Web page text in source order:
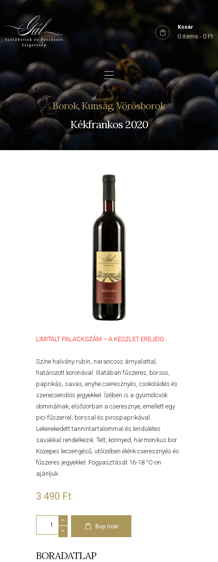
Kosár
0 items - 0 Ft
Borok, Kunság, Vörösborok
Kékfrankos 2020
Rólunk
Birtokaink
Shop
Kapcsolat
LIMITÁLT PALACKSZÁM – A KÉSZLET EREJÉIG
Színe halvány rubin, narancsos árnyalattal,
határozott koronával. Illatában fűszeres, borsos,
paprikás, savas, enyhe cseresznyés, csokoládés és
szerecsendiós jegyekkel. Ízében is a gyümölcsök
dominálnak, elsősorban a cseresznye, emellett egy
pici fűszerrel, borssal és pirospaprikával.
Lekerekedett tannintartalommal és lendületes
savakkal rendelkezik. Telt, könnyed, harmonikus bor.
Közepes lecsengésű, utóízében élénk cseresznyés és
fűszeres jegyekkel. Fogyasztását 16-18 °C-on
ajánljuk.
3 490 Ft
Kékfrankos
mennyiség
Buy now
BORADATLAP